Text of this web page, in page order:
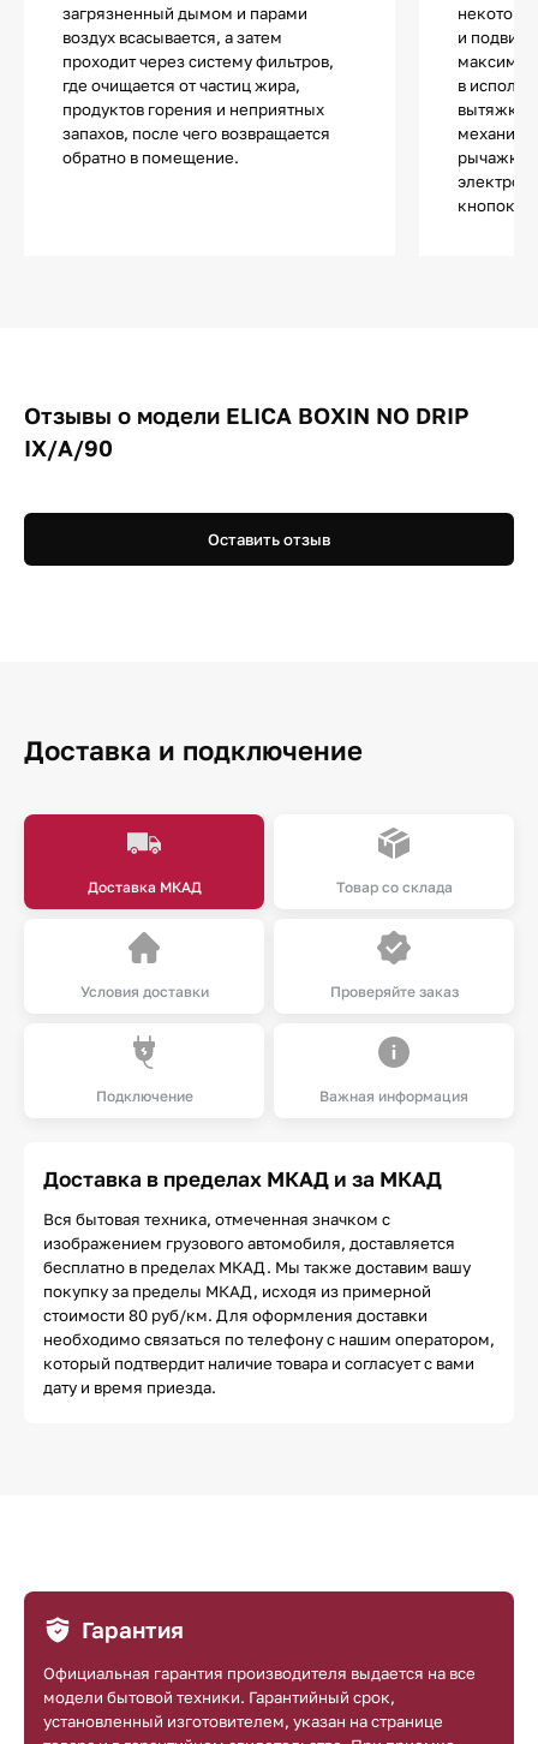
загрязненный дымом и парами
воздух всасывается, а затем
проходит через систему фильтров,
где очищается от частиц жира,
продуктов горения и неприятных
запахов, после чего возвращается
обратно в помещение.
и
в
вытяжки
кнопок и
Отзывы о модели ELICA BOXIN NO DRIP
IX/A/90
Оставить отзыв
Доставка и подключение
Доставка МКАД Товар со склада
Условия доставки Проверяйте заказ
Подключение Важная информация
Доставка в пределах МКАД и за МКАД
Вся бытовая техника, отмеченная значком с
изображением грузового автомобиля, доставляется
бесплатно в пределах МКАД. Мы также доставим вашу
покупку за пределы МКАД, исходя из примерной
стоимости 80 руб/км. Для оформления доставки
необходимо связаться по телефону с нашим оператором,
который подтвердит наличие товара и согласует с вами
дату и время приезда.
Гарантия
Официальная гарантия производителя выдается на все
модели бытовой техники. Гарантийный срок,
установленный изготовителем, указан на странице